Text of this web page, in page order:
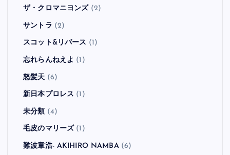
ザ・クロマニヨンズ (2)
サントラ (2)
スコット&リバース (1)
忘れらんねえよ (1)
怒髪天 (6)
新日本プロレス (1)
未分類 (4)
毛皮のマリーズ (1)
難波章浩- AKIHIRO NAMBA(6)